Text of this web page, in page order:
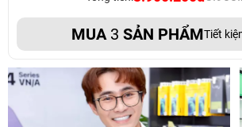
MUA 3 SẢN PHẨMTiết